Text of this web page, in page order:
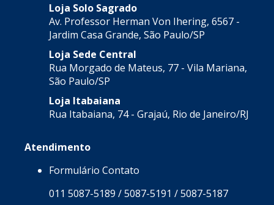
Loja Solo Sagrado
Av. Professor Herman Von Ihering, 6567 -
Jardim Casa Grande, São Paulo/SP
Loja Sede Central
Rua Morgado de Mateus, 77 - Vila Mariana,
São Paulo/SP
Loja Itabaiana
Rua Itabaiana, 74 - Grajaú, Rio de Janeiro/RJ
Atendimento
Formulário Contato
011 5087-5189 / 5087-5191 / 5087-5187